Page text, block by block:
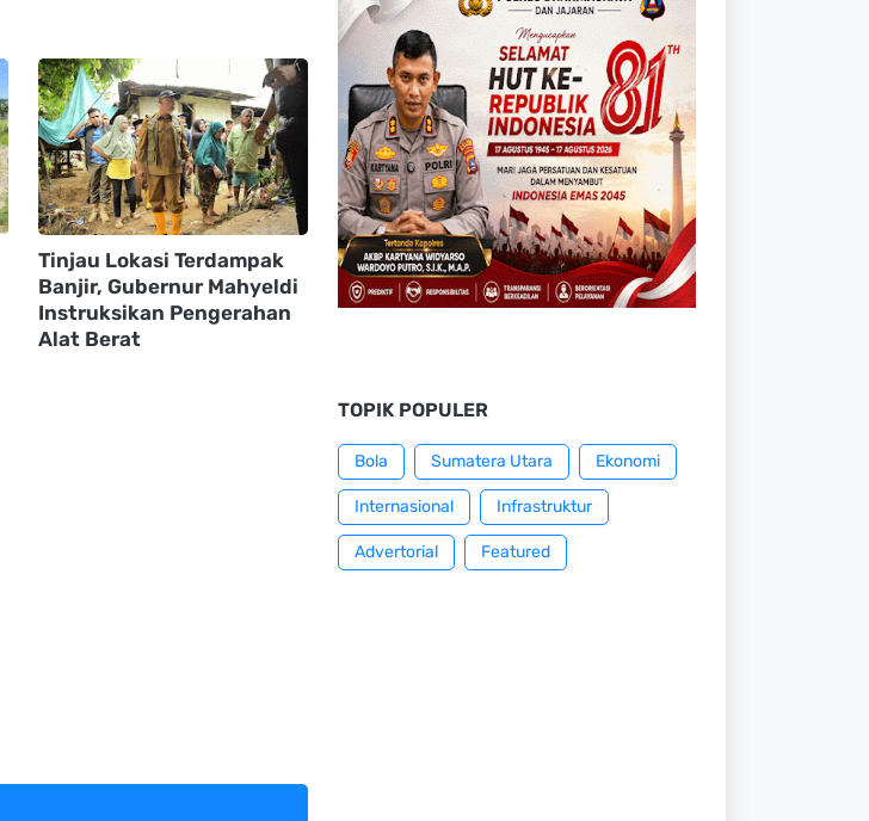
Tinjau Lokasi Terdampak
Banjir, Gubernur Mahyeldi
Instruksikan Pengerahan
Alat Berat
TOPIK POPULER
Bola Sumatera Utara Ekonomi
Internasional Infrastruktur
Advertorial Featured